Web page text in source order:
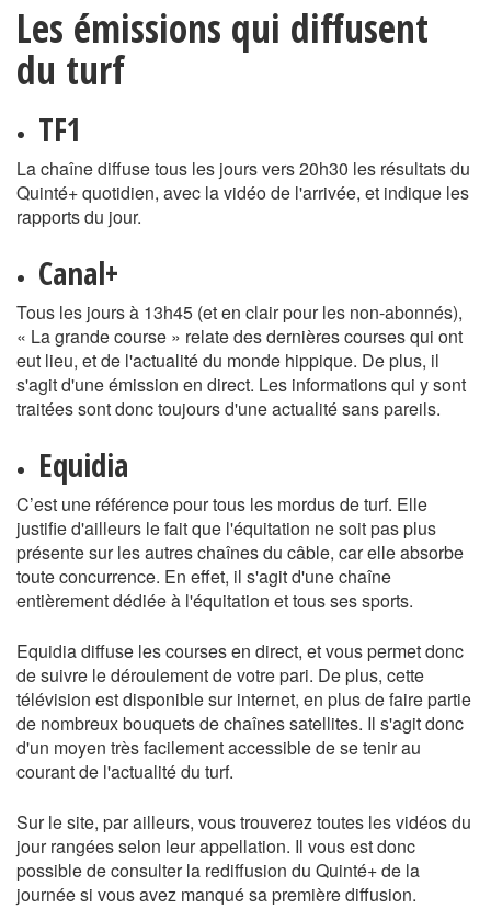
Les émissions qui diffusent
du turf
TF1
La chaîne diffuse tous les jours vers 20h30 les résultats du
Quinté+ quotidien, avec la vidéo de l'arrivée, et indique les
rapports du jour.
Canal+
Tous les jours à 13h45 (et en clair pour les non-abonnés),
« La grande course » relate des dernières courses qui ont
eut lieu, et de l'actualité du monde hippique. De plus, il
s'agit d'une émission en direct. Les informations qui y sont
traitées sont donc toujours d'une actualité sans pareils.
Equidia
C’est une référence pour tous les mordus de turf. Elle
justifie d'ailleurs le fait que l'équitation ne soit pas plus
présente sur les autres chaînes du câble, car elle absorbe
toute concurrence. En effet, il s'agit d'une chaîne
entièrement dédiée à l'équitation et tous ses sports.
Equidia diffuse les courses en direct, et vous permet donc
de suivre le déroulement de votre pari. De plus, cette
télévision est disponible sur internet, en plus de faire partie
de nombreux bouquets de chaînes satellites. Il s'agit donc
d'un moyen très facilement accessible de se tenir au
courant de l'actualité du turf.
Sur le site, par ailleurs, vous trouverez toutes les vidéos du
jour rangées selon leur appellation. Il vous est donc
possible de consulter la rediffusion du Quinté+ de la
journée si vous avez manqué sa première diffusion.